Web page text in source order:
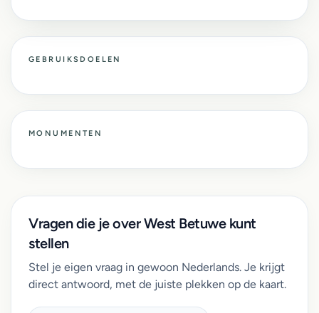
GEBRUIKSDOELEN
MONUMENTEN
Vragen die je over West Betuwe kunt
stellen
Stel je eigen vraag in gewoon Nederlands. Je krijgt
direct antwoord, met de juiste plekken op de kaart.